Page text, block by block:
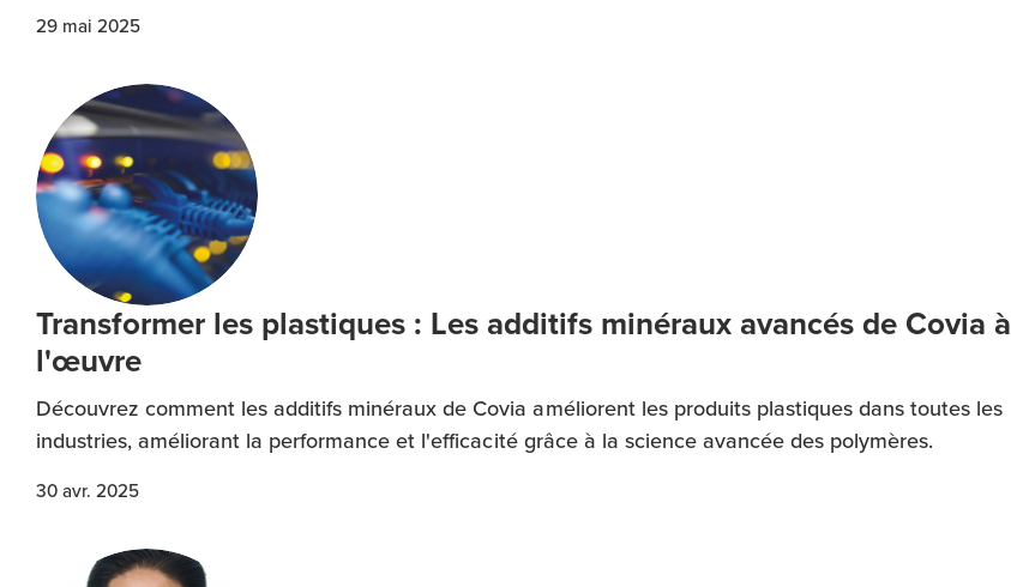
29 mai 2025
Transformer les plastiques : Les additifs minéraux avancés de Covia à
l'œuvre
Découvrez comment les additifs minéraux de Covia améliorent les produits plastiques dans toutes les
industries, améliorant la performance et l'efficacité grâce à la science avancée des polymères.
30 avr. 2025